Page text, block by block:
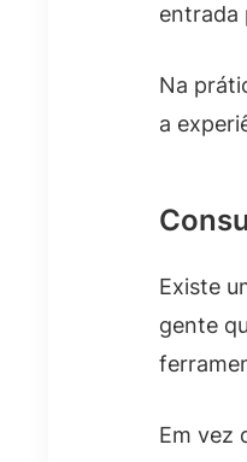
entrada
Na
a
Existe
gente
Em vez